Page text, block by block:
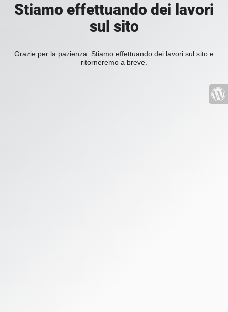
Stiamo effettuando dei lavori
sul sito
Grazie per la pazienza. Stiamo effettuando dei lavori sul sito e
ritorneremo a breve.